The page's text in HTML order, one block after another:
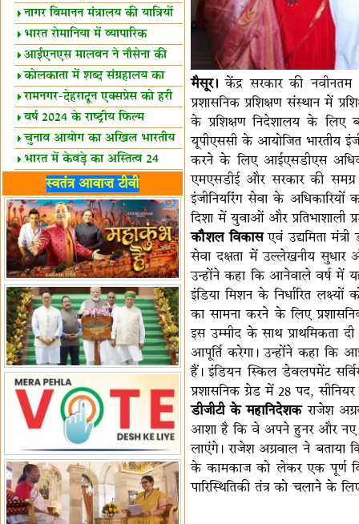
प्रेरणा'
नागर विमानन मंत्रालय की यात्रियों
को सलाह
भारत रोमानिया में व्यापारिक
साझेदारियां
आईएनएस मालवन ने नौसेना की
ताकत बढ़ाई
कोलकाता में शब्द संग्रहालय का
उद्घाटन
रामनगर-देहरादून एक्सप्रेस को हरी
झंडीवर्ष 2024 के राष्ट्रीय फिल्म
पुरस्कारों की घोषणा
चुनाव आयोग का अखिल भारतीय
मीडिया सम्मेलन
भारत में केवड़े का अस्तित्‍व 24
लाख वर्ष!
लखनऊ में 'एक राष्ट्र एक चुनाव'
पर बैठक
विधानमंडल लोकतंत्र की पाठशाला
हैं-बिरला
'द वॉयस ऑफ जस्टिस: जस्टिस
गवई स्पीक्स'
राष्ट्रीय युद्ध स्मारक से 'शौर्य विजय
यात्रा' शुरू
भारत जापान में रक्षा संबंधों का
विस्तार
'एनसीसी को मजबूत करना राष्ट्रीय
जिम्मेदारी'
भारत-ऑस्ट्रेलिया ने खेल संबंधों का
जश्न मनाया
'भारत को फुटबॉल में भी वैश्विक
पहचान दिलाएं'
अल्पसंख्यक मंत्री ने की हज
नीति-2027 की घोषणा
राखीगढ़ी में मिले मानव कंकाल
अवशेष
राष्ट्रपति ने कूनो उद्यान में चीता
प्रबंधन देखा
एमआईएफएफ में फ़िल्म गुदगुदी का
प्रीमियर
स्वतंत्र आवाज़ टीवी
मैसूर।केंद्र सरकार की
प्रशासनिक प्रशिक्षण संस्थान में
के प्रशिक्षण निदेशालय के
यूपीएससी के आयोजित भारतीय
करने के लिए आईएसडीएस
एमएसडीई और सरकार की
इंजीनियरिंग सेवा के
दिशा में युवाओं और प्रतिभाशाली
कौशल विकासएवं उद्यमिता
सेवा दक्षता में उल्लेखनीय सुधार
उन्होंने कहा कि आनेवाले वर्ष में
इंडिया मिशन के निर्धारित
का सामना करने के लिए
इस उम्मीद के साथ प्राथमिकता
आपूर्ति करेगा। उन्होंने कहा कि
हैं। इंडियन स्किल डेवलपमेंट
प्रशासनिक ग्रेड में 28 पद,
डीजीटी के महानिदेशकराजेश
आशा है कि वे अपने हुनर और नए
लाएंगे। राजेश अग्रवाल ने बताया
के कामकाज को लेकर एक पूर्ण
पारिस्थितिकी तंत्र को चलाने के